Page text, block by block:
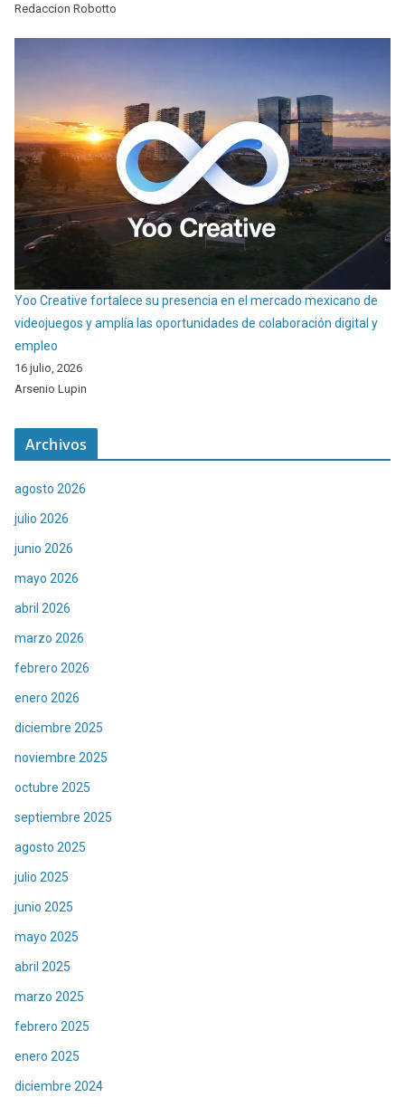
Redaccion Robotto
Yoo Creative fortalece su presencia en el mercado mexicano de
videojuegos y amplía las oportunidades de colaboración digital y
empleo
16 julio, 2026
Arsenio Lupin
Archivos
agosto 2026
julio 2026
junio 2026
mayo 2026
abril 2026
marzo 2026
febrero 2026
enero 2026
diciembre 2025
noviembre 2025
octubre 2025
septiembre 2025
agosto 2025
julio 2025
junio 2025
mayo 2025
abril 2025
marzo 2025
febrero 2025
enero 2025
diciembre 2024